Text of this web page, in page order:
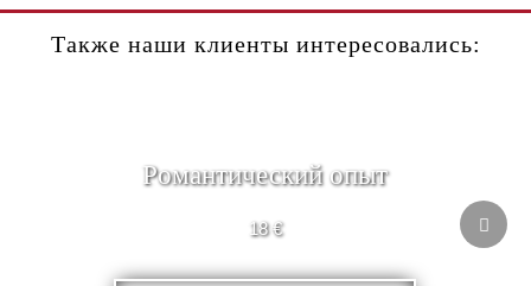
Также наши клиенты интересовались:
Pомантический опыт
18 €